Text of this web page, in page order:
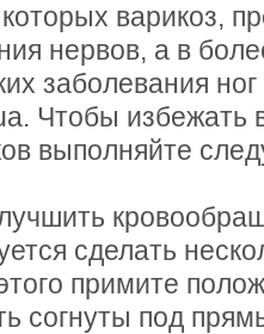
варикоз,
нервов, а в
заболевания
Чтобы избежать
выполняйте
сделать
примите
согнуты под